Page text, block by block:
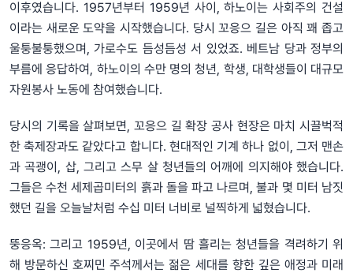
이후였습니다. 1957년부터 1959년 사이, 하노이는 사회주의 건설
이라는 새로운 도약을 시작했습니다. 당시 꼬응으 길은 아직 꽤 좁고
울퉁불퉁했으며, 가로수도 듬성듬성 서 있었죠. 베트남 당과 정부의
부름에 응답하여, 하노이의 수만 명의 청년, 학생, 대학생들이 대규모
자원봉사 노동에 참여했습니다.
당시의 기록을 살펴보면, 꼬응으 길 확장 공사 현장은 마치 시끌벅적
한 축제장과도 같았다고 합니다. 현대적인 기계 하나 없이, 그저 맨손
과 곡괭이, 삽, 그리고 스무 살 청년들의 어깨에 의지해야 했습니다.
그들은 수천 세제곱미터의 흙과 돌을 파고 나르며, 불과 몇 미터 남짓
했던 길을 오늘날처럼 수십 미터 너비로 널찍하게 넓혔습니다.
뚱응옥: 그리고 1959년, 이곳에서 땀 흘리는 청년들을 격려하기 위
해 방문하신 호찌민 주석께서는 젊은 세대를 향한 깊은 애정과 미래